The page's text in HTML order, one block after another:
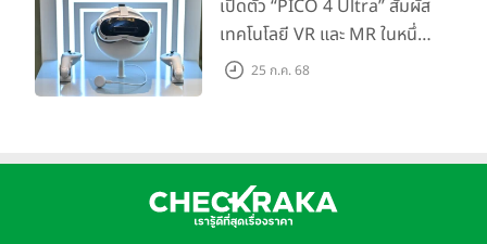
(wide), PDAF + 2MP F2.4, (macro) และไฟแฟลชคู่ LED
Creators’
เปิดตัว “PICO 4 Ultra” สัมผัส
เทคโนโลยี VR และ MR ในหนึ่ง
เดียว ยกระดับการทำงานและ25 ก.ค. 68